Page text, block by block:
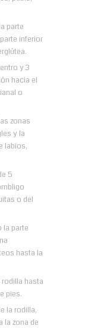
parte
inferior
y 3
hacia el
o
zonas
y la
labios,
5
o del
la parte
hasta la
rodilla hasta
pies.
la rodilla,
la zona de